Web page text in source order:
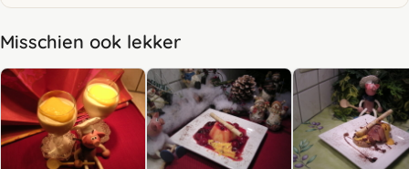
Misschien ook lekker